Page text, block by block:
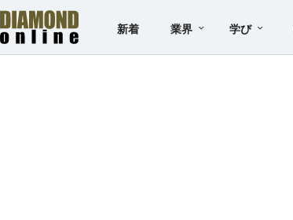
新着 業界 学び